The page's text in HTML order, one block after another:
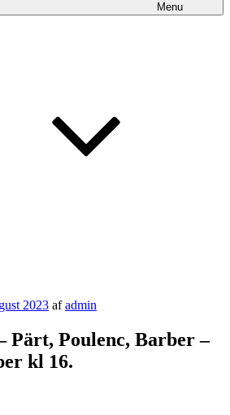
Menu
2023 afadmin
Pärt, Poulenc, Barber –
kl 16.